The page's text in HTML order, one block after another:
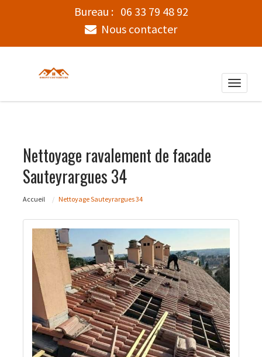
Bureau : 06 33 79 48 92
Nous contacter
Toggle
Nettoyage ravalement de facade
Sauteyrargues 34
Accueil Nettoyage Sauteyrargues 34